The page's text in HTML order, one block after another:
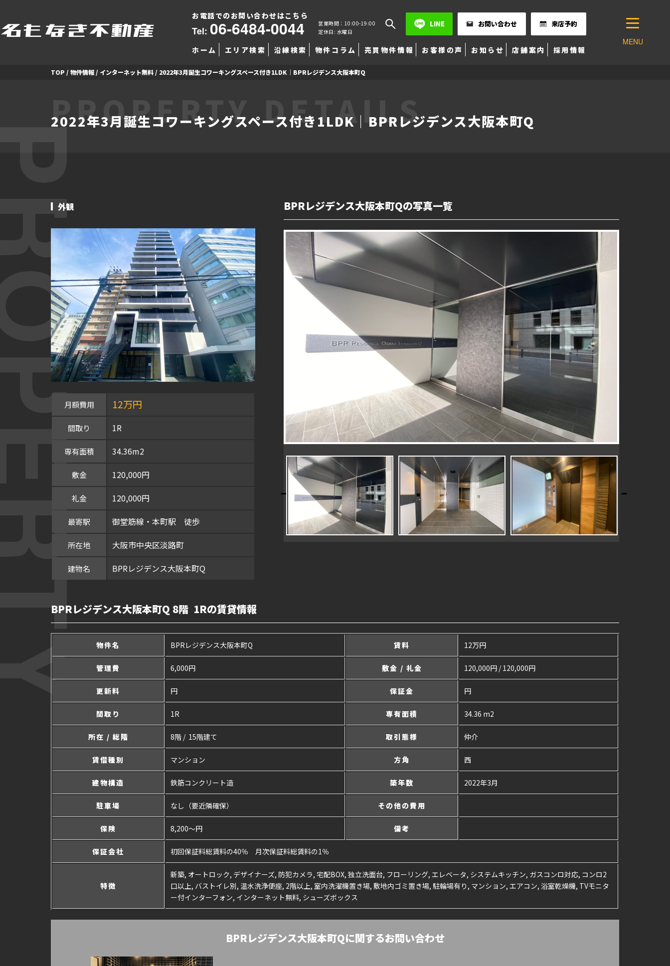
お電話でのお問い合わせはこちら
Tel: 06-6484-0044
営業時間：10:00-19:00
定休日: 水曜日
LINE お問い合わせ 来店予約
ホーム エリア検索 沿線検索 物件コラム 売買物件情報 お客様の声 お知らせ 店舗案内 採用情報
MENU
TOP / 物件情報 / インターネット無料 / 2022年3月誕生コワーキングスペース付き1LDK｜BPRレジデンス大阪本町Q
PROPERTY DETAILS
2022年3月誕生コワーキングスペース付き1LDK｜BPRレジデンス大阪本町Q
外観
月額費用 12万円
間取り 1R
専有面積 34.36m2
敷金 120,000円
礼金 120,000円
最寄駅 御堂筋線・本町駅 徒歩
所在地 大阪市中央区淡路町
建物名 BPRレジデンス大阪本町Q
BPRレジデンス大阪本町Qの写真一覧
BPRレジデンス大阪本町Q 8階 1Rの賃貸情報
物件名 BPRレジデンス大阪本町Q 賃料 12万円
管理費 6,000円 敷金 / 礼金 120,000円 / 120,000円
更新料 円 保証金 円
間取り 1R 専有面積 34.36 m2
所在 / 総階 8階 / 15階建て 取引態様 仲介
賃借種別 マンション 方角 西
建物構造 鉄筋コンクリート造 築年数 2022年3月
駐車場 なし（要近隣確保） その他の費用
保険 8,200～円 備考
保証会社 初回保証料総賃料の40％ 月次保証料総賃料の1％
特徴
新築, オートロック, デザイナーズ, 防犯カメラ, 宅配BOX, 独立洗面台, フローリング, エレベータ, システムキッチン, ガスコンロ対応, コンロ2
口以上, バストイレ別, 温水洗浄便座, 2階以上, 室内洗濯機置き場, 敷地内ゴミ置き場, 駐輪場有り, マンション, エアコン, 浴室乾燥機, TVモニタ
ー付インターフォン, インターネット無料, シューズボックス
BPRレジデンス大阪本町Qに関するお問い合わせ